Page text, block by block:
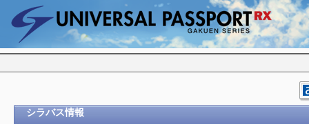
シラバス情報